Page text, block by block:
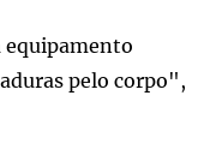
equipamento
pelo corpo",